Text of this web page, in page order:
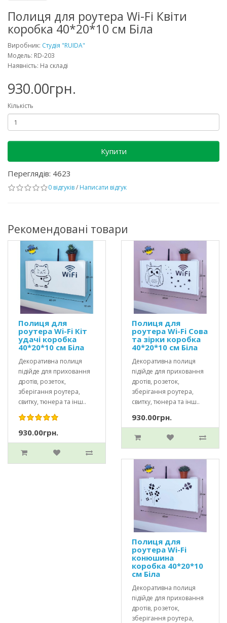
Полиця для роутера Wi-Fi Квіти
коробка 40*20*10 см Біла
Виробник: Студія "RUIDA"
Модель: RD-203
Наявність: На складі
930.00грн.
Кількість
Купити
Переглядів: 4623
0 відгуків/ Написати відгук
Рекомендовані товари
Полиця для
роутера Wi-Fi Кіт
удачі коробка
40*20*10 см Біла
Декоративна полиця
підійде для приховання
дротів, розеток,
зберігання роутера,
свитку, тюнера та інш..
930.00грн.
Полиця для
роутера Wi-Fi Сова
та зірки коробка
40*20*10 см Біла
Декоративна полиця
підійде для приховання
дротів, розеток,
зберігання роутера,
свитку, тюнера та інш..
930.00грн.
Полиця для
роутера Wi-Fi
конюшина
коробка 40*20*10
см Біла
Декоративна полиця
підійде для приховання
дротів, розеток,
зберігання роутера,